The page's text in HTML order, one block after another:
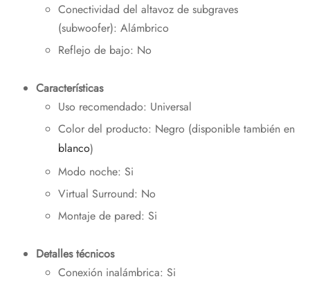
Conectividad del altavoz de subgraves
(subwoofer): Alámbrico
Reflejo de bajo: No
Características
Uso recomendado: Universal
Color del producto: Negro (disponible también en
blanco)
Modo noche: Si
Virtual Surround: No
Montaje de pared: Si
Detalles técnicos
Conexión inalámbrica: Si